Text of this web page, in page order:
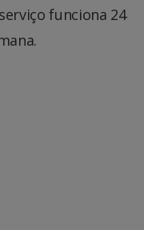
funciona 24